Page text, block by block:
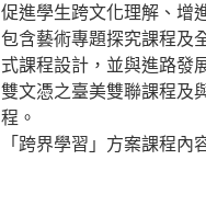
促進學生跨文化理解、增
包含藝術專題探究課程及
式課程設計，並與進路發
雙文憑之臺美雙聯課程及
程。
「跨界學習」方案課程內